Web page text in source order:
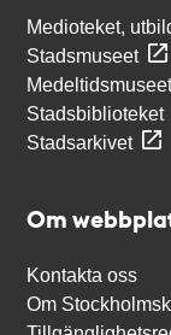
Medioteket,
Stadsmuseet
Stadsbiblioteket
Stadsarkivet
Om
Kontakta oss
Om